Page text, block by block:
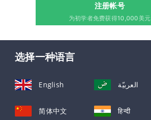
注册帐号
为初学者免费获得10,000美元
选择一种语言
English العربيّة
简体中文 हिन्दी